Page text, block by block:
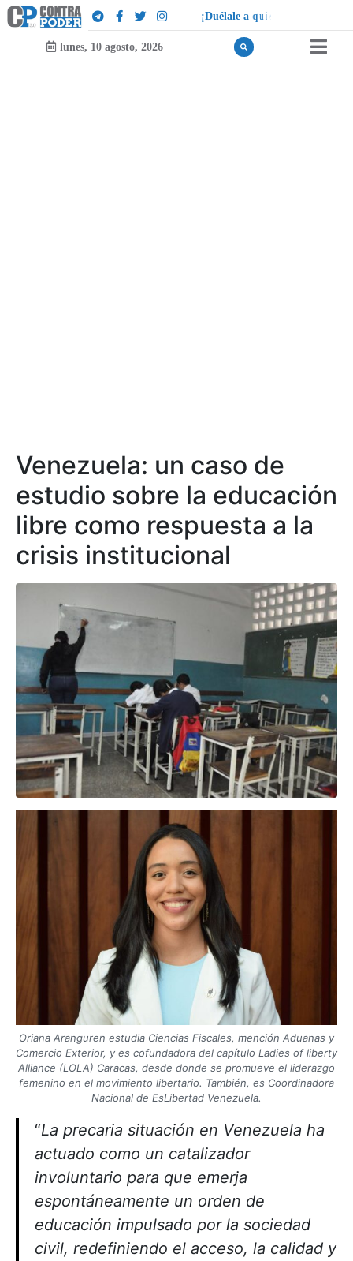
¡Duélale a qui e
lunes, 10 agosto, 2026
Venezuela: un caso de
estudio sobre la educación
libre como respuesta a la
crisis institucional
Oriana Aranguren estudia Ciencias Fiscales, mención Aduanas y
Comercio Exterior, y es cofundadora del capítulo Ladies of liberty
Alliance (LOLA) Caracas, desde donde se promueve el liderazgo
femenino en el movimiento libertario. También, es Coordinadora
Nacional de EsLibertad Venezuela.
“La precaria situación en Venezuela ha
actuado como un catalizador
involuntario para que emerja
espontáneamente un orden de
educación impulsado por la sociedad
civil, redefiniendo el acceso, la calidad y